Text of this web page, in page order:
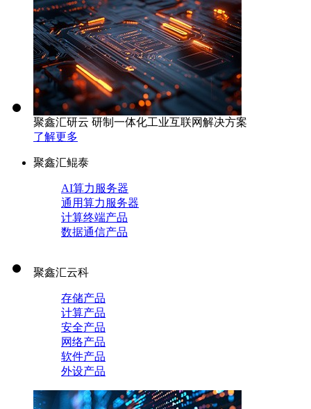
聚鑫汇研云 研制一体化工业互联网解决方案
了解更多
聚鑫汇鲲泰
AI算力服务器
通用算力服务器
计算终端产品
数据通信产品
聚鑫汇云科
存储产品
计算产品
安全产品
网络产品
软件产品
外设产品